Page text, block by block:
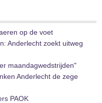
op de voet
Anderlecht zoekt uitweg
maandagwedstrijden"
Anderlecht de zege
PAOK